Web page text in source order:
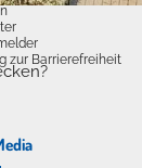
zur Barrierefreiheit